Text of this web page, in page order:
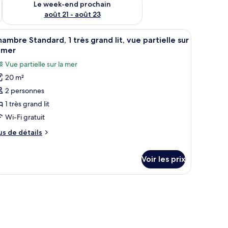
Le week-end prochain
août 21 - août 23
de-chaussée | Coffres-forts dans les chambres, rideaux occultants
:
Chambre Standard, 1 très grand lit, vue
6
Standard, 1 très grand lit, vue partielle sur
Vue partielle sur la mer
20 m²
2 personnes
1 très grand lit
Wi-Fi gratuit
de détails
Voir les prix